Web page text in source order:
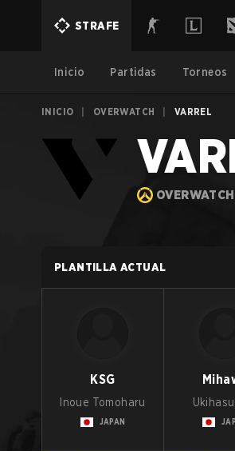
STRAFE
Inicio Partidas Torneos
INICIO OVERWATCH VARREL
OVERWATCH
PLANTILLA ACTUAL
KSG
Inoue Tomoharu
JAPAN